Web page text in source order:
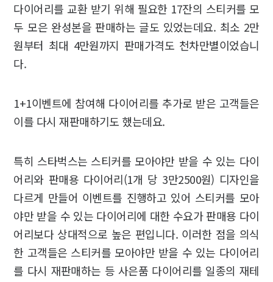
다이어리를 교환 받기 위해 필요한 17잔의 스티커를 모
두 모은 완성본을 판매하는 글도 있었는데요. 최소 2만
원부터 최대 4만원까지 판매가격도 천차만별이었습니
다.
1+1이벤트에 참여해 다이어리를 추가로 받은 고객들은
이를 다시 재판매하기도 했는데요.
특히 스타벅스는 스티커를 모아야만 받을 수 있는 다이
어리와 판매용 다이어리(1개 당 3만2500원) 디자인을
다르게 만들어 이벤트를 진행하고 있어 스티커를 모아
야만 받을 수 있는 다이어리에 대한 수요가 판매용 다이
어리보다 상대적으로 높은 편입니다. 이러한 점을 의식
한 고객들은 스티커를 모아야만 받을 수 있는 다이어리
를 다시 재판매하는 등 사은품 다이어리를 일종의 재테